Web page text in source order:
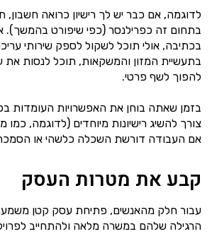
לדוגמה, אם כבר יש לך רישיון כרואה חשבון,
בתחום זה כפרילנסר (כפי שיפורט בהמשך).
בכתיבה, אולי תוכל לשקול לספק שירותי
בתעשיית המזון והמשקאות, תוכל לנסות את
להפוך לשף פרטי.
בזמן שאתה בוחן את האפשרויות העומדות
צורך להשיג רישיונות מיוחדים (לדוגמה,
אם העבודה דורשת השכלה כלשהי או
קבע את מטרות העסק
עבור חלק מהאנשים, פתיחת עסק קטן
הרגילה שלהם במשרה מלאה ולהתחייב